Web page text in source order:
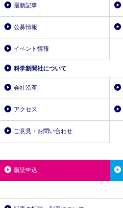
最新記事
公募情報
イベント情報
科学新聞社について
会社沿革
アクセス
ご意見・お問い合わせ
購読申込